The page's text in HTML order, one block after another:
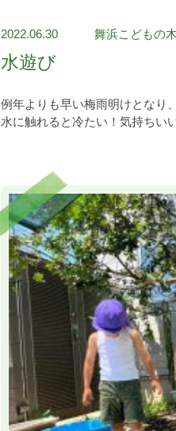
2022.06.30 舞浜こどもの
水遊び
例年よりも早い梅雨明けとなり
水に触れると冷たい！気持ちい